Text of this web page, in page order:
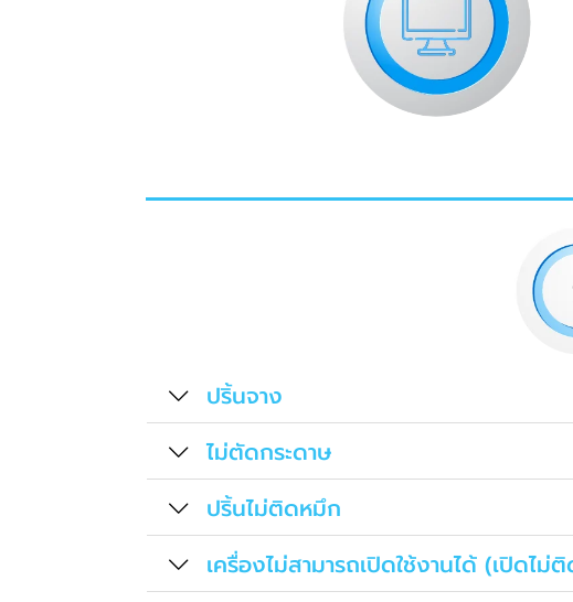
ปริ้นจาง
ไม่ตัดกระดาษ
ปริ้นไม่ติดหมึก
เครื่องไม่สามารถเปิดใช้งานได้ (เปิดไม่